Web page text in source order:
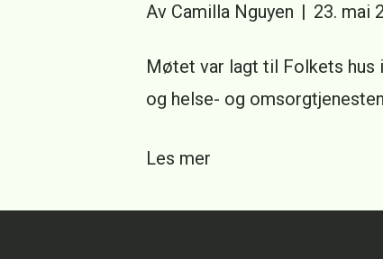
Av Camilla Nguyen | 23. mai
Møtet var lagt til Folkets hus
og helse- og
Les mer